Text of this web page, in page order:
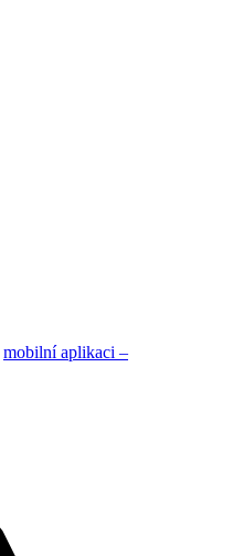
mobilní aplikaci –